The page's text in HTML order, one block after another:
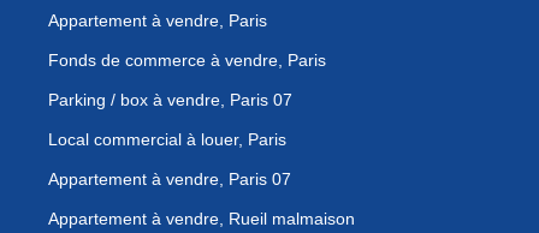
Appartement à vendre, Paris
Fonds de commerce à vendre, Paris
Parking / box à vendre, Paris 07
Local commercial à louer, Paris
Appartement à vendre, Paris 07
Appartement à vendre, Rueil malmaison